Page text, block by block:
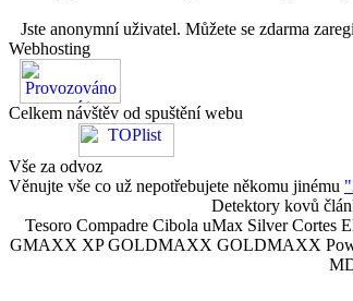
Jste anonymní uživatel. Můžete se zdarma
Webhosting
Celkem návštěv od spuštění webu
Vše za odvoz
Věnujte vše co už nepotřebujete někomu jinému
Detektory kovů
Tesoro Compadre Cibola uMax Silver Cortes
GMAXX XP GOLDMAXX GOLDMAXX